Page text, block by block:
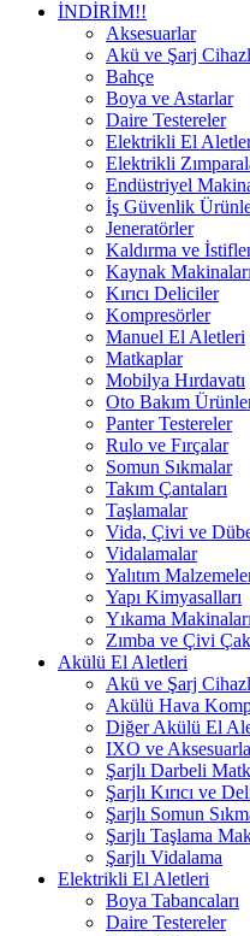
İNDİRİM!!
Aksesuarlar
Akü ve Şarj
Bahçe
Boya ve Astarlar
Daire Testereler
Elektrikli El
Elektrikli
Endüstriyel
İş Güvenlik
Jeneratörler
Kaldırma ve
Kaynak Makinaları
Kırıcı Deliciler
Kompresörler
Manuel El Aletleri
Matkaplar
Mobilya Hırdavatı
Oto Bakım
Panter Testereler
Rulo ve Fırçalar
Somun Sıkmalar
Takım Çantaları
Taşlamalar
Vida, Çivi ve
Vidalamalar
Yalıtım
Yapı Kimyasalları
Yıkama Makinaları
Zımba ve Çivi
Akülü El Aletleri
Akü ve Şarj
Akülü Hava
Diğer Akülü El
IXO ve
Şarjlı Darbeli
Şarjlı Kırıcı ve
Şarjlı Somun
Şarjlı Taşlama
Şarjlı Vidalama
Elektrikli El Aletleri
Boya Tabancaları
Daire Testereler